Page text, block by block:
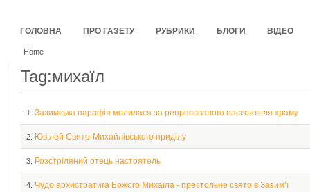
ГОЛОВНА ПРО ГАЗЕТУ РУБРИКИ БЛОГИ ВІДЕО
Home
Tag:михаїл
1. Зазимська парафія молилася за репресованого настоятеля храму
2. Ювілей Свято-Михайлівського приділу
3. Розстрiляний отець настоятель
4. Чудо архистратига Божого Михаїла - престольне свято в Зазим’ї